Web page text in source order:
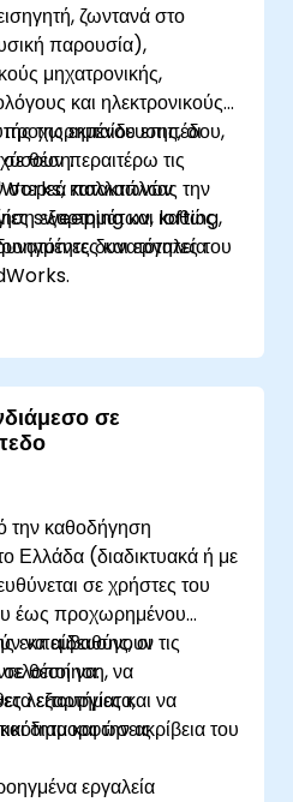
ζωντανά στο
παρουσία),
μηχατρονικής,
και ηλεκτρονικούς
επιπέδου,
περαιτέρω τις
κατακτώντας την
εξαρτημάτων, καθώς
και εργαλεία
της εκπαίδευσης, οι
σε θέση:
στερεά πολλαπλών
sweeping και lofting,
δυνατότητες του
του
δυνατότητες
SolidWorks.
σε
την καθοδήγηση
Ελλάδα (διαδικτυακά ή με
σε χρήστες του
έως προχωρημένου
να εμβαθύνουν τις
να
λειτουργίες και να
και την ακρίβεια του
εκπαίδευσης, οι
σε θέση να:
εξαρτήματα,
διαμορφώσεις
εργαλεία